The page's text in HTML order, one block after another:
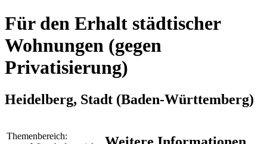
Für den Erhalt städtischer
Wohnungen (gegen
Privatisierung)
Heidelberg, Stadt (Baden-Württemberg)
Themenbereich: